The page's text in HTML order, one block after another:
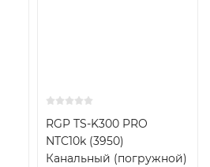
RGP TS-K300 PRO
NTC10k (3950)
Канальный (погружной)